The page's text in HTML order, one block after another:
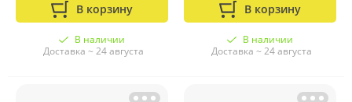
В корзину
В наличии
Доставка ~ 24 августа
В корзину
В наличии
Доставка ~ 24 августа